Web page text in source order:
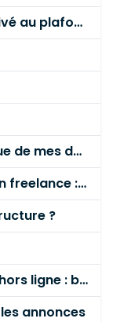
🚨 Réforme ARE 2025 : qui est arrivé au plafond des 60 % en gardant son entreprise ?
Ras-le-bol de l’exposition publique de mes données personnelles liées à mon entreprise
Fixer son TJM quand on débute en freelance : la méthode mathématique (et pas au feeling) 🛑
?
Un espace de travail portable et hors ligne : besoin réel ou fausse bonne idée ?
annonces